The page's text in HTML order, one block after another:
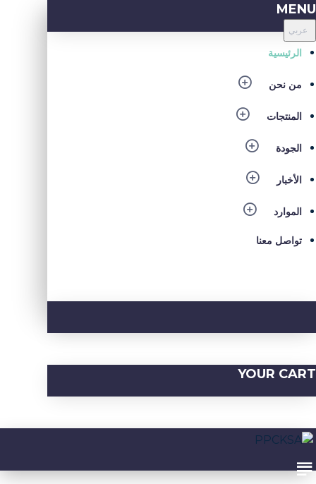
MENU
عربي
الرئيسية
من نحن
المنتجات
الجودة
الأخبار
الموارد
تواصل معنا
YOUR CART